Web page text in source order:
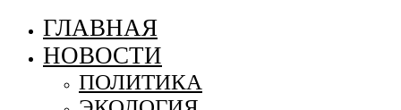
ГЛАВНАЯ
НОВОСТИ
ПОЛИТИКА